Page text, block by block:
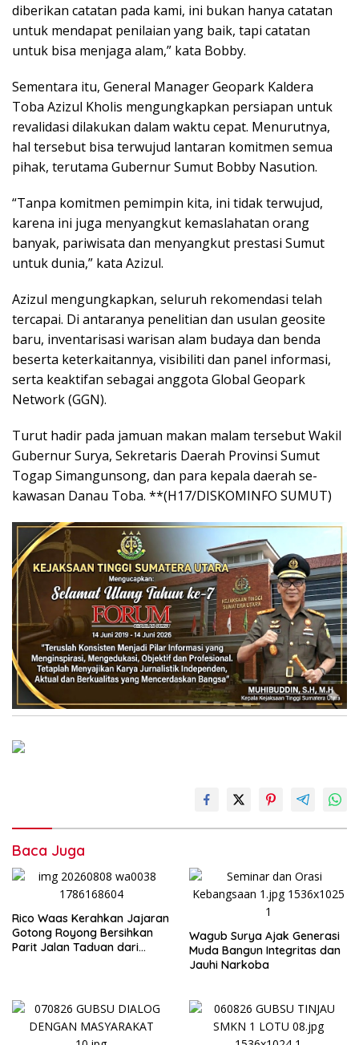
diberikan catatan pada kami, ini bukan hanya catatan
untuk mendapat penilaian yang baik, tapi catatan
untuk bisa menjaga alam,” kata Bobby.
Sementara itu, General Manager Geopark Kaldera
Toba Azizul Kholis mengungkapkan persiapan untuk
revalidasi dilakukan dalam waktu cepat. Menurutnya,
hal tersebut bisa terwujud lantaran komitmen semua
pihak, terutama Gubernur Sumut Bobby Nasution.
“Tanpa komitmen pemimpin kita, ini tidak terwujud,
karena ini juga menyangkut kemaslahatan orang
banyak, pariwisata dan menyangkut prestasi Sumut
untuk dunia,” kata Azizul.
Azizul mengungkapkan, seluruh rekomendasi telah
tercapai. Di antaranya penelitian dan usulan geosite
baru, inventarisasi warisan alam budaya dan benda
beserta keterkaitannya, visibiliti dan panel informasi,
serta keaktifan sebagai anggota Global Geopark
Network (GGN).
Turut hadir pada jamuan makan malam tersebut Wakil
Gubernur Surya, Sekretaris Daerah Provinsi Sumut
Togap Simangunsong, dan para kepala daerah se-
kawasan Danau Toba. **(H17/DISKOMINFO SUMUT)
Baca Juga
Rico Waas Kerahkan Jajaran
Gotong Royong Bersihkan
Parit Jalan Taduan dari
Wagub Surya Ajak Generasi
Muda Bangun Integritas dan
Jauhi Narkoba